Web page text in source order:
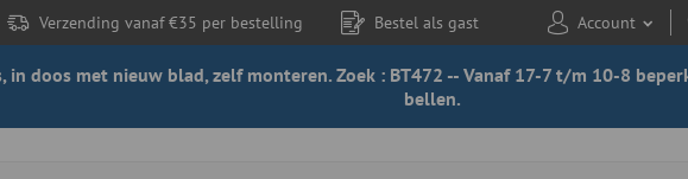
Verzending vanaf €35 per bestelling Bestel als gast Account
in doos met nieuw blad, zelf monteren. Zoek : BT472 -- Vanaf 17-7 t/m 10-8
bellen.